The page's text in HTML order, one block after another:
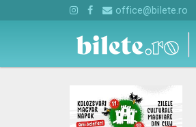
office@bilete.ro